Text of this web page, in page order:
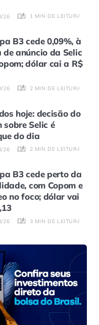
26 1 MIN DE LEITURA
B3 cede 0,09%, à
de anúncio da Selic
dólar cai a R$
26 2 MIN DE LEITURA
hoje: decisão do
sobre Selic é
do dia
26 2 MIN DE LEITURA
B3 cede perto da
com Copom e
no foco; dólar vai
26 3 MIN DE LEITURA